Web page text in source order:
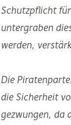
Schutzpflicht
untergraben
werden,
Die
die Sicherheit
gezwungen, da